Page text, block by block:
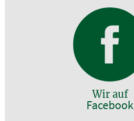
Wir auf
Facebook